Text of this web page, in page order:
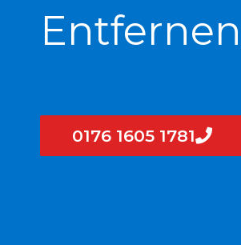
Entfernen
0176 1605 1781